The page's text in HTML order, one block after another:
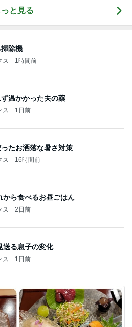
と見る
除機
ス 1時間前
温かかった夫の薬
ス 1日前
たお洒落な暑さ対策
ス 16時間前
から食べるお昼ごはん
ス 2日前
送る息子の変化
ス 1日前